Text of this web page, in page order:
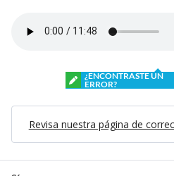
¿ENCONTRASTE UN
ERROR?
Revisa nuestra página de